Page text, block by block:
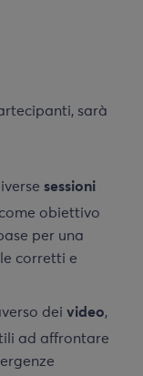
sarà
sessioni
obiettivo
per una
corretti e
dei video,
ad affrontare